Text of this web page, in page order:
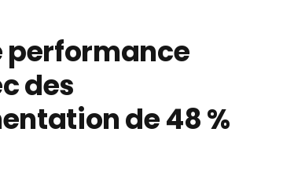
performance
des
de 48 %